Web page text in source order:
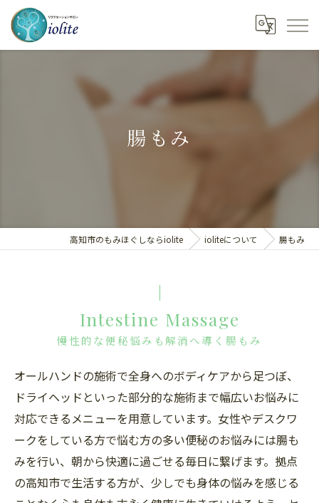
腸もみ
高知市のもみほぐしならiolite ioliteについて 腸もみ
Intestine Massage
慢性的な便秘悩みも解消へ導く腸もみ
オールハンドの施術で全身へのボディケアから足つぼ、
ドライヘッドといった部分的な施術まで幅広いお悩みに
対応できるメニューを用意しています。女性やデスクワ
ークをしている方で悩む方の多い便秘のお悩みには腸も
みを行い、朝から快適に過ごせる毎日に繋げます。拠点
の高知市で生活する方が、少しでも身体の悩みを感じる